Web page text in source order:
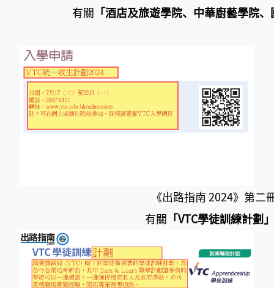
有關
「酒店及旅遊學院、中華廚藝學院
《出路指南 2024》第二
有關
「VTC學徒訓練計劃」